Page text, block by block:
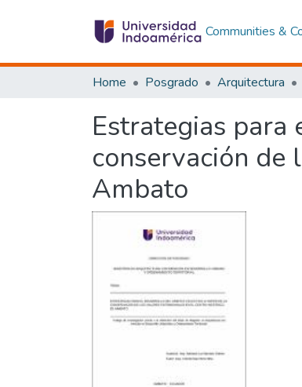
Communities &
Home Posgrado Arquitectura
Estrategias
conservación de
Ambato